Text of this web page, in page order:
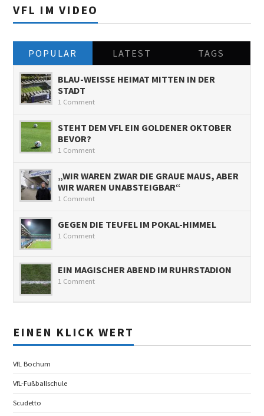
VFL IM VIDEO
POPULAR LATEST TAGS
BLAU-WEISSE HEIMAT MITTEN IN DER S
TADT
1 Comment
STEHT DEM VFL EIN GOLDENER OKTOBER
BEVOR?
1 Comment
„WIR WAREN ZWAR DIE GRAUE MAUS, ABER
WIR WAREN UNABSTEIGBAR“
1 Comment
GEGEN DIE TEUFEL IM POKAL-HIMMEL
1 Comment
EIN MAGISCHER ABEND IM RUHRSTADION
1 Comment
EINEN KLICK WERT
VfL Bochum
VfL-Fußballschule
Scudetto